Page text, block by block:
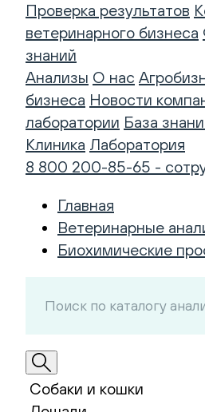
Проверка результатов
ветеринарного бизнеса
знаний
Анализы О нас
бизнеса Новости
лаборатории База
Клиника Лаборатория
8 800 200-85-65 -
Главная
Ветеринарные
Биохимические
Собаки и кошки